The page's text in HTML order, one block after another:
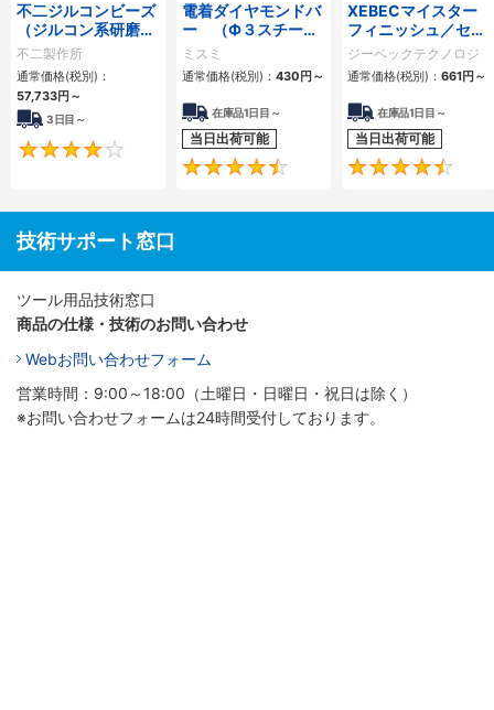
不二ジルコンビーズ
（ジルコン系研磨
材） 20kg入り
不二製作所
通常価格(税別)：
57,733円 ～
3日目～
4
電着ダイヤモンドバ
ー （Ф３スチール
シャンク）
ミスミ
通常価格(税別)： 430円 ～
在庫品1日目～
当日出荷可能
4.7
XEBECマイスター
フィニッシュ／セラ
ミックファイバース
ティック砥石（平
形）
ジーベックテクノロジ
ー
通常価格(税別)： 661円 ～
在庫品1日目～
当日出荷可能
技術サポート窓口
ツール用品技術窓口
商品の仕様・技術のお問い合わせ
Webお問い合わせフォーム
営業時間：9:00～18:00（土曜日・日曜日・祝日は除く）
※お問い合わせフォームは24時間受付しております。